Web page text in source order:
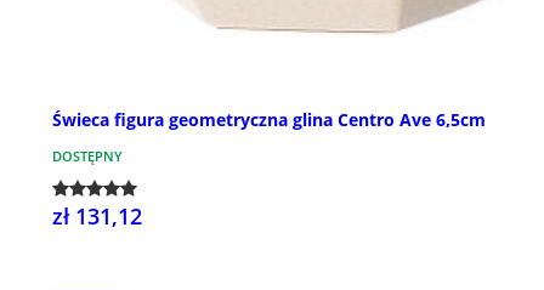
Świeca figura geometryczna glina Centro Ave 6,5cm
DOSTĘPNY
zł 131,12